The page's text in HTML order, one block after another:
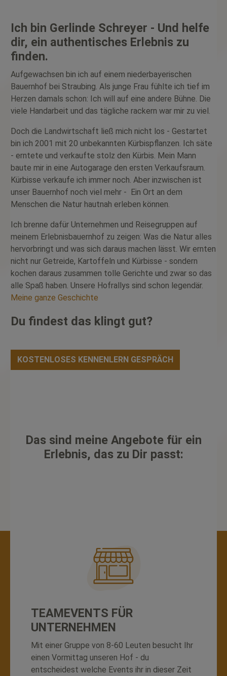
Ich bin Gerlinde Schreyer - Und helfe
dir, ein authentisches Erlebnis zu
finden.
Aufgewachsen bin ich auf einem niederbayerischen
Bauernhof bei Straubing. Als junge Frau fühlte ich tief im
Herzen damals schon: Ich will auf eine andere Bühne. Die
viele Handarbeit und das tägliche rackern war mir zu viel.
Doch die Landwirtschaft ließ mich nicht los - Gestartet
bin ich 2001 mit 20 unbekannten Kürbispflanzen. Ich säte
- erntete und verkaufte stolz den Kürbis. Mein Mann
baute mir in eine Autogarage den ersten Verkaufsraum.
Kürbisse verkaufe ich immer noch. Aber inzwischen ist
unser Bauernhof noch viel mehr - Ein Ort an dem
Menschen die Natur hautnah erleben können.
Ich brenne dafür Unternehmen und Reisegruppen auf
meinem Erlebnisbauernhof zu zeigen: Was die Natur alles
hervorbringt und was sich daraus machen lässt. Wir ernten
nicht nur Getreide, Kartoffeln und Kürbisse - sondern
kochen daraus zusammen tolle Gerichte und zwar so das
alle Spaß haben. Unsere Hofrallys sind schon legendär.
Meine ganze Geschichte
Du findest das klingt gut?
KOSTENLOSES KENNENLERN GESPRÄCH
Das sind meine Angebote für ein
Erlebnis, das zu Dir passt:
TEAMEVENTS FÜR
UNTERNEHMEN
Mit einer Gruppe von 8-60 Leuten besucht Ihr
einen Vormittag unseren Hof - du
entscheidest welche Events ihr in dieser Zeit